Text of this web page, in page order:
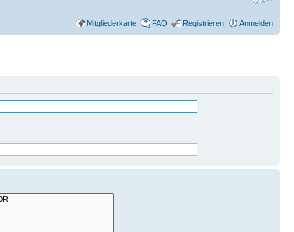
Mitgliederkarte FAQ Registrieren Anmelden